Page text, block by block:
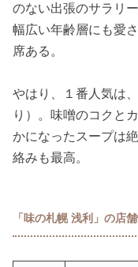
のない出張のサラリ
幅広い年齢層にも愛
席ある。
やはり、１番人気は
り）。味噌のコクと
かになったスープは
絡みも最高。
「味の札幌 浅利」の店